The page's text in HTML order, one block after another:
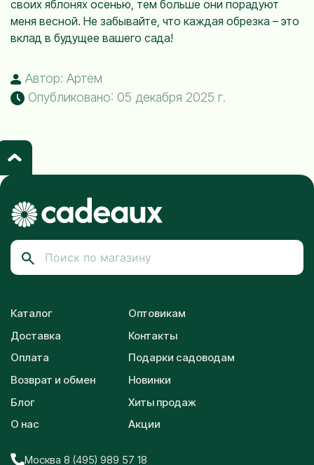
своих яблонях осенью, тем больше они порадуют
меня весной. Не забывайте, что каждая обрезка – это
вклад в будущее вашего сада!
Автор: Артём
Опубликовано: 05 декабря 2025 г.
Каталог
Доставка
Оплата
Возврат и обмен
Блог
О нас
Оптовикам
Контакты
Подарки садоводам
Новинки
Хиты продаж
Акции
Москва 8 (495) 989 57 18